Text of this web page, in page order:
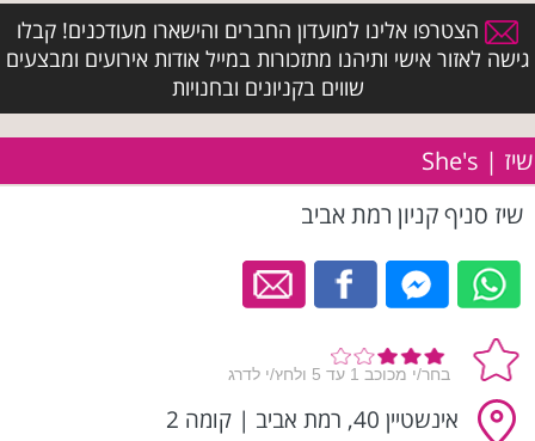
הצטרפו אלינו למועדון החברים והישארו מעודכנים! קבלו
גישה לאזור אישי ותיהנו מתזכורות במייל אודות אירועים ומבצעים
שווים בקניונים ובחנויות
שיז | She's
שיז סניף קניון רמת אביב
אינשטיין 40, רמת אביב | קומה 2